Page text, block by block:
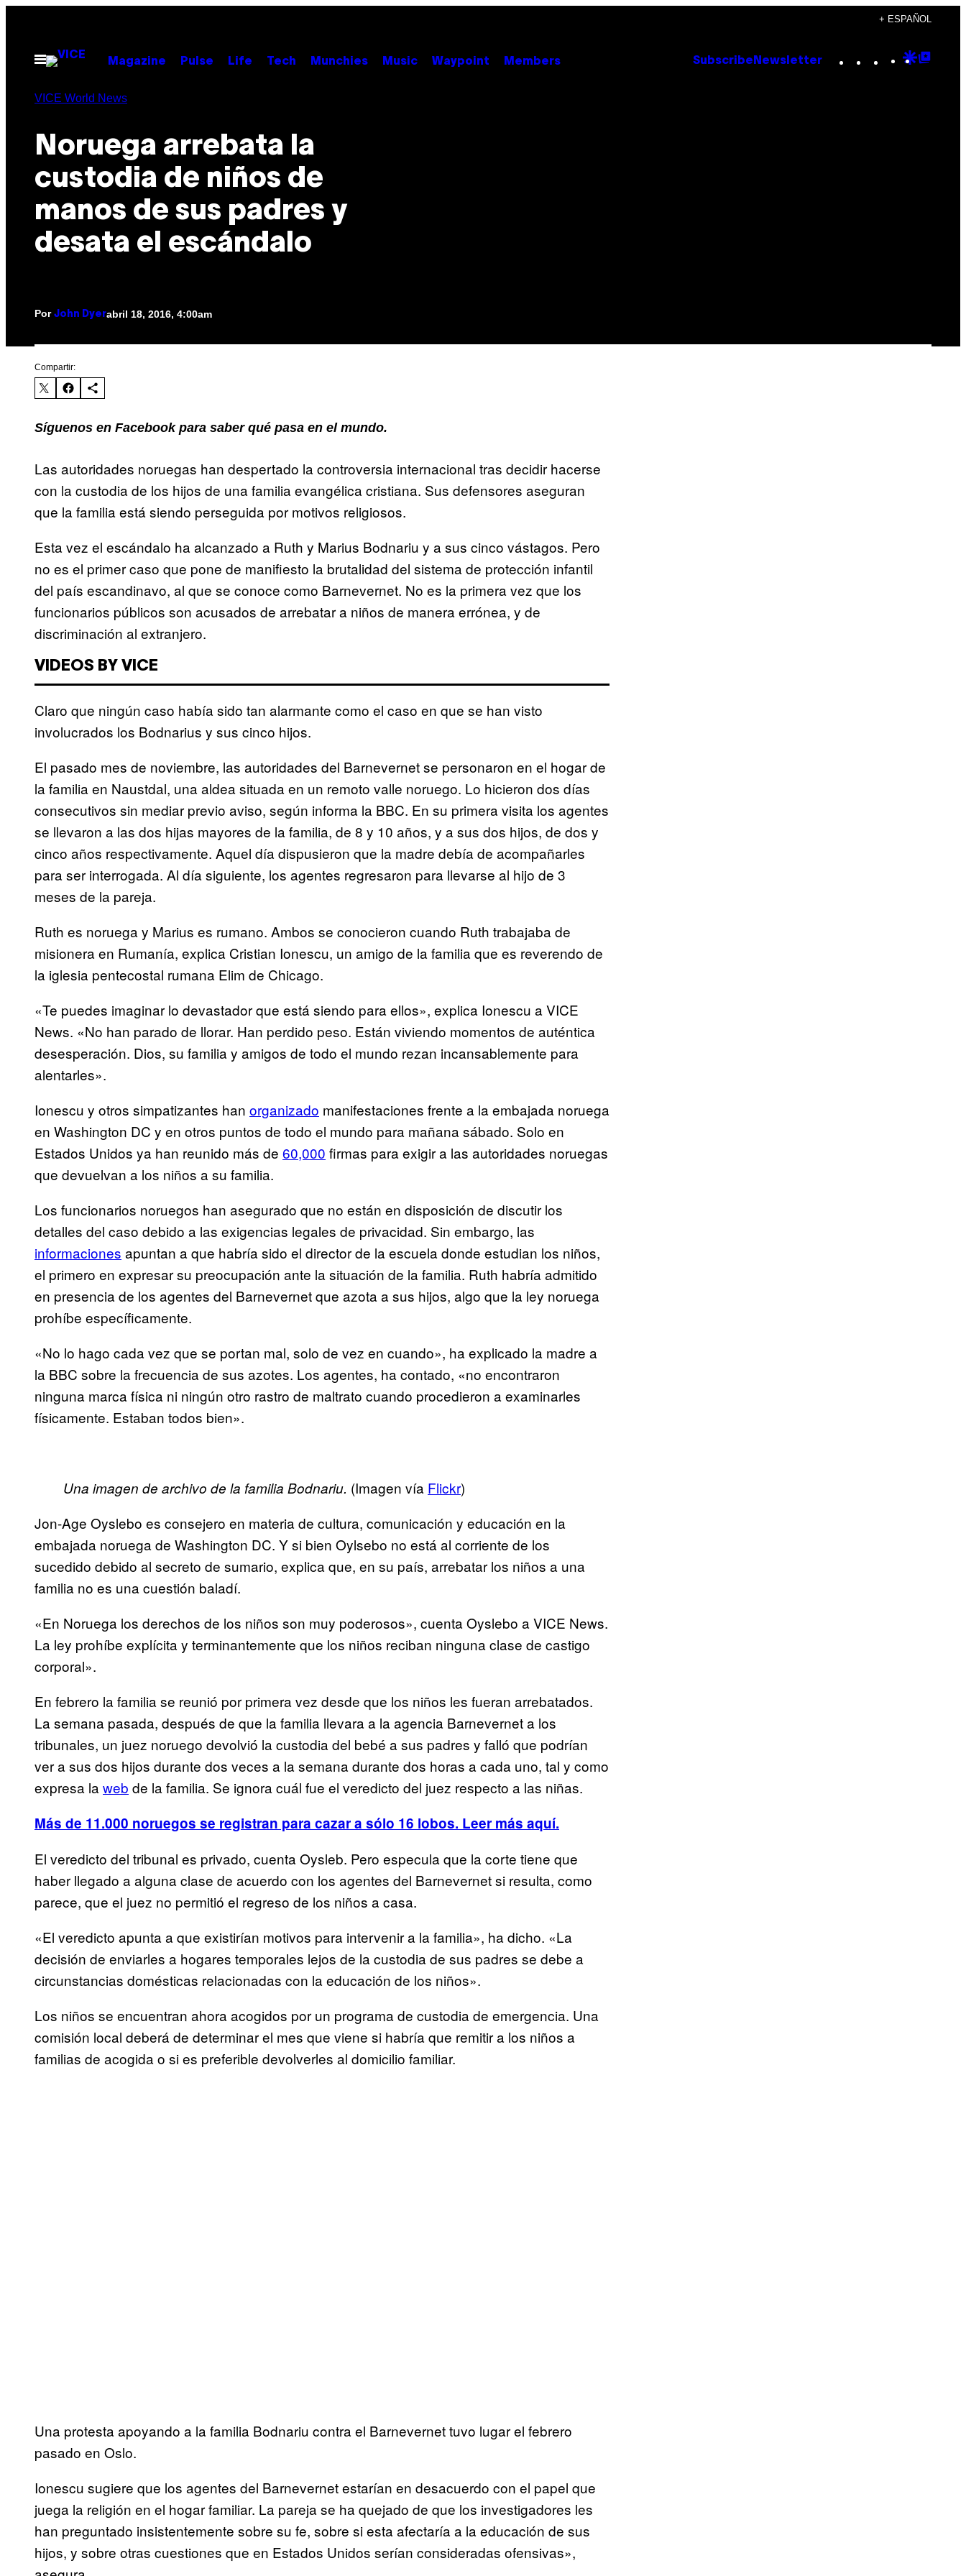
contenido
+ ESPAÑOL
Abrir
Menú
Magazine Pulse Life Tech Munchies Music Waypoint Members Subscribe Newsletter Instagram
TikTok
YouTube
Google
VICE World News
Noruega arrebata la
custodia de niños de
manos de sus padres y
desata el escándalo
Por John Dyerabril 18, 2016, 4:00am
Compartir:
Síguenos en Facebook para saber qué pasa en el mundo.
Las autoridades noruegas han despertado la controversia internacional tras decidir hacerse
con la custodia de los hijos de una familia evangélica cristiana. Sus defensores aseguran
que la familia está siendo perseguida por motivos religiosos.
Esta vez el escándalo ha alcanzado a Ruth y Marius Bodnariu y a sus cinco vástagos. Pero
no es el primer caso que pone de manifiesto la brutalidad del sistema de protección infantil
del país escandinavo, al que se conoce como Barnevernet. No es la primera vez que los
funcionarios públicos son acusados de arrebatar a niños de manera errónea, y de
discriminación al extranjero.
VIDEOS BY VICE
Claro que ningún caso había sido tan alarmante como el caso en que se han visto
involucrados los Bodnarius y sus cinco hijos.
El pasado mes de noviembre, las autoridades del Barnevernet se personaron en el hogar de
la familia en Naustdal, una aldea situada en un remoto valle noruego. Lo hicieron dos días
consecutivos sin mediar previo aviso, según informa la BBC. En su primera visita los agentes
se llevaron a las dos hijas mayores de la familia, de 8 y 10 años, y a sus dos hijos, de dos y
cinco años respectivamente. Aquel día dispusieron que la madre debía de acompañarles
para ser interrogada. Al día siguiente, los agentes regresaron para llevarse al hijo de 3
meses de la pareja.
Ruth es noruega y Marius es rumano. Ambos se conocieron cuando Ruth trabajaba de
misionera en Rumanía, explica Cristian Ionescu, un amigo de la familia que es reverendo de
la iglesia pentecostal rumana Elim de Chicago.
«Te puedes imaginar lo devastador que está siendo para ellos», explica Ionescu a VICE
News. «No han parado de llorar. Han perdido peso. Están viviendo momentos de auténtica
desesperación. Dios, su familia y amigos de todo el mundo rezan incansablemente para
alentarles».
Ionescu y otros simpatizantes han organizado manifestaciones frente a la embajada noruega
en Washington DC y en otros puntos de todo el mundo para mañana sábado. Solo en
Estados Unidos ya han reunido más de 60,000 firmas para exigir a las autoridades noruegas
que devuelvan a los niños a su familia.
Los funcionarios noruegos han asegurado que no están en disposición de discutir los
detalles del caso debido a las exigencias legales de privacidad. Sin embargo, las
informaciones apuntan a que habría sido el director de la escuela donde estudian los niños,
el primero en expresar su preocupación ante la situación de la familia. Ruth habría admitido
en presencia de los agentes del Barnevernet que azota a sus hijos, algo que la ley noruega
prohíbe específicamente.
«No lo hago cada vez que se portan mal, solo de vez en cuando», ha explicado la madre a
la BBC sobre la frecuencia de sus azotes. Los agentes, ha contado, «no encontraron
ninguna marca física ni ningún otro rastro de maltrato cuando procedieron a examinarles
físicamente. Estaban todos bien».
Una imagen de archivo de la familia Bodnariu. (Imagen vía Flickr)
Jon-Age Oyslebo es consejero en materia de cultura, comunicación y educación en la
embajada noruega de Washington DC. Y si bien Oylsebo no está al corriente de los
sucedido debido al secreto de sumario, explica que, en su país, arrebatar los niños a una
familia no es una cuestión baladí.
«En Noruega los derechos de los niños son muy poderosos», cuenta Oyslebo a VICE News.
La ley prohíbe explícita y terminantemente que los niños reciban ninguna clase de castigo
corporal».
En febrero la familia se reunió por primera vez desde que los niños les fueran arrebatados.
La semana pasada, después de que la familia llevara a la agencia Barnevernet a los
tribunales, un juez noruego devolvió la custodia del bebé a sus padres y falló que podrían
ver a sus dos hijos durante dos veces a la semana durante dos horas a cada uno, tal y como
expresa laweb de la familia. Se ignora cuál fue el veredicto del juez respecto a las niñas.
Más de 11.000 noruegos se registran para cazar a sólo 16 lobos. Leer más aquí.
El veredicto del tribunal es privado, cuenta Oysleb. Pero especula que la corte tiene que
haber llegado a alguna clase de acuerdo con los agentes del Barnevernet si resulta, como
parece, que el juez no permitió el regreso de los niños a casa.
«El veredicto apunta a que existirían motivos para intervenir a la familia», ha dicho. «La
decisión de enviarles a hogares temporales lejos de la custodia de sus padres se debe a
circunstancias domésticas relacionadas con la educación de los niños».
Los niños se encuentran ahora acogidos por un programa de custodia de emergencia. Una
comisión local deberá de determinar el mes que viene si habría que remitir a los niños a
familias de acogida o si es preferible devolverles al domicilio familiar.
Una protesta apoyando a la familia Bodnariu contra el Barnevernet tuvo lugar el febrero
pasado en Oslo.
Ionescu sugiere que los agentes del Barnevernet estarían en desacuerdo con el papel que
juega la religión en el hogar familiar. La pareja se ha quejado de que los investigadores les
han preguntado insistentemente sobre su fe, sobre si esta afectaría a la educación de sus
hijos, y sobre otras cuestiones que en Estados Unidos serían consideradas ofensivas»,